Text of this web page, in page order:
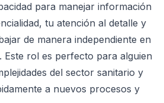
para manejar información
tu atención al detalle y
de manera independiente en
Este rol es perfecto para alguien
del sector sanitario y
a nuevos procesos y